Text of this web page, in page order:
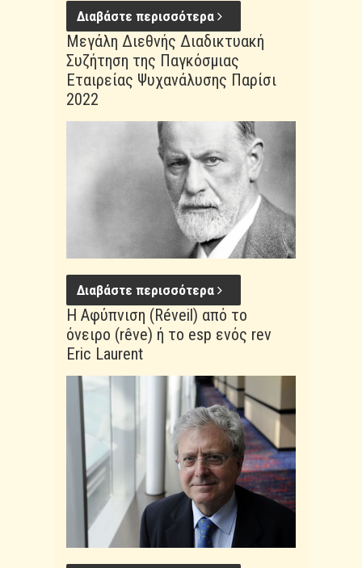
Διαβάστε περισσότερα
Μεγάλη Διεθνής Διαδικτυακή
Συζήτηση της Παγκόσμιας
Εταιρείας Ψυχανάλυσης Παρίσι
2022
Διαβάστε περισσότερα
Η Αφύπνιση (Réveil) από το
όνειρο (rêve) ή το esp ενός rev
Eric Laurent